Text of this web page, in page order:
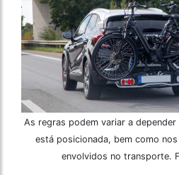
As regras podem variar a
está posicionada, bem como
envolvidos no transporte.